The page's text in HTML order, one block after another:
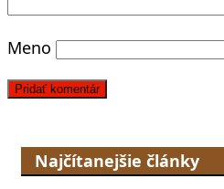
Meno
Najčítanejšie články